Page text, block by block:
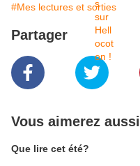
#Mes lectures et sorties
Partager
Vous aimerez aussi
Que lire cet été?